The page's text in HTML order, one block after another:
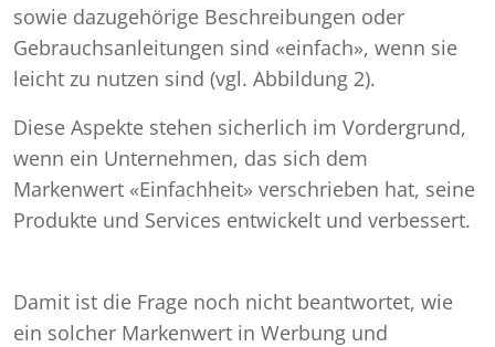
sowie dazugehörige Beschreibungen oder
Gebrauchsanleitungen sind «einfach», wenn sie
leicht zu nutzen sind (vgl. Abbildung 2).
Diese Aspekte stehen sicherlich im Vordergrund,
wenn ein Unternehmen, das sich dem
Markenwert «Einfachheit» verschrieben hat, seine
Produkte und Services entwickelt und verbessert.
Damit ist die Frage noch nicht beantwortet, wie
ein solcher Markenwert in Werbung und